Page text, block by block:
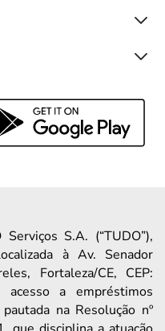
S.A. (“TUDO”),
à Av. Senador
Fortaleza/CE, CEP:
a empréstimos
na Resolução nº